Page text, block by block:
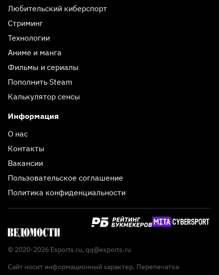
Любительский киберспорт
Стриминг
Технологии
Аниме и манга
Фильмы и сериалы
Пополнить Steam
Калькулятор сенсы
Информация
О нас
Контакты
Вакансии
Пользовательское соглашение
Политика конфиденциальности
© 2020-2026 Esports.ru, qq@esports.ru
Сайт носит информационный характер. Перепечатка